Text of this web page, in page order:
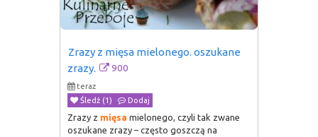
Zrazy z mięsa mielonego. oszukane
zrazy.
900
teraz
Śledź (1)
Dodaj
Zrazy z mięsa mielonego, czyli tak zwane
oszukane zrazy – często goszczą na